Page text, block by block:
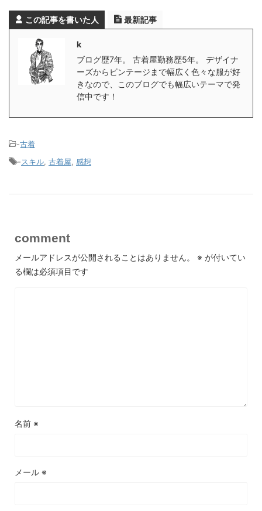
この記事を書いた人 最新記事
k
ブログ歴7年。 古着屋勤務歴5年。 デザイナ
ーズからビンテージまで幅広く色々な服が好
きなので、このブログでも幅広いテーマで発
信中です！
-古着
-スキル 古着屋 感想
comment
メールアドレスが公開されることはありません。 ※ が付いてい
る欄は必須項目です
名前 ※
メール ※